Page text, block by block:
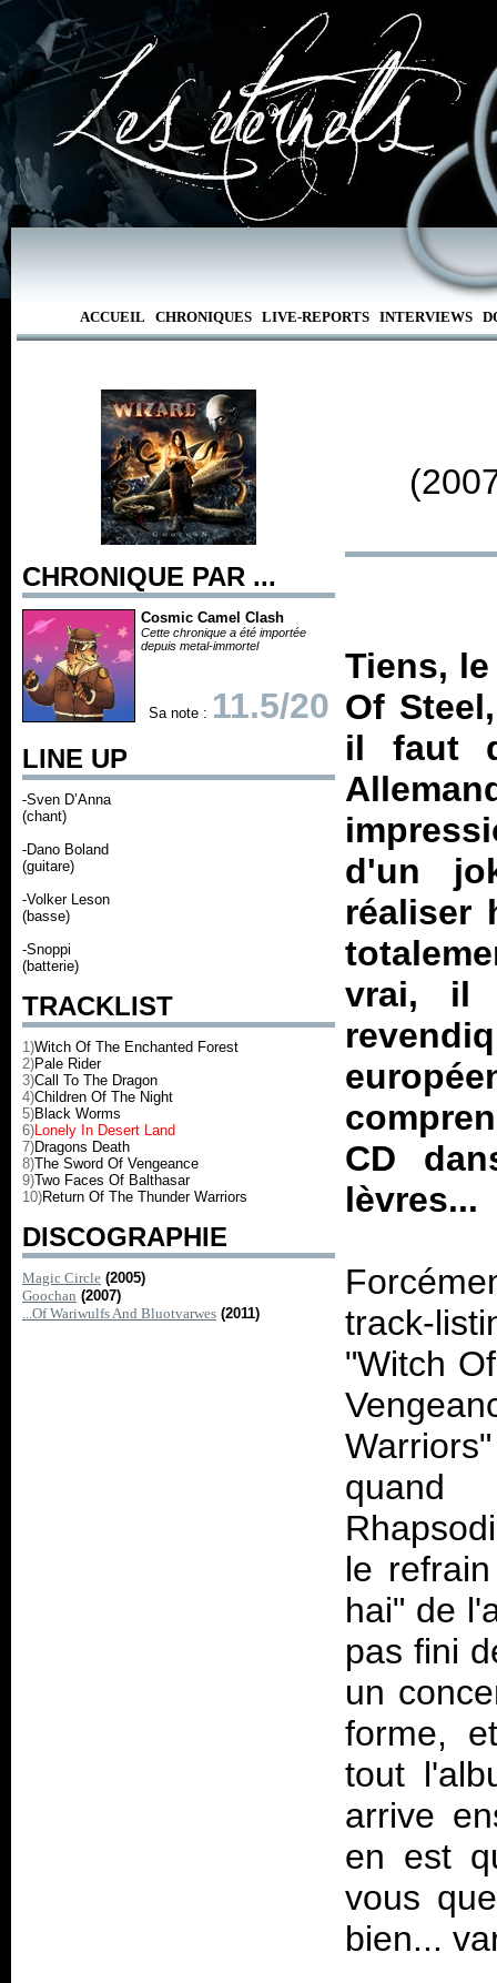
ACCUEIL CHRONIQUES LIVE-REPORTS INTERVIEWS
CHRONIQUE PAR ...
Cosmic Camel Clash
Cette chronique a été importée
depuis metal-immortel
Sa note : 11.5/20
LINE UP
-Sven D’Anna
(chant)
-Dano Boland
(guitare)
-Volker Leson
(basse)
-Snoppi
(batterie)
TRACKLIST
1)Witch Of The Enchanted Forest
2)Pale Rider
3)Call To The Dragon
4)Children Of The Night
5)Black Worms
6)Lonely In Desert Land
7)Dragons Death
8)The Sword Of Vengeance
9)Two Faces Of Balthasar
10)Return Of The Thunder Warriors
DISCOGRAPHIE
Magic Circle (2005)
Goochan (2007)
...Of Wariwulfs And Bluotvarwes (2011)
Tiens,
Of
il faut
d'un
réaliser
vrai, il
CD
lèvres...
track-
"Witch
quand
le
hai" de
pas fini
un
forme,
tout
arrive
en est
vous